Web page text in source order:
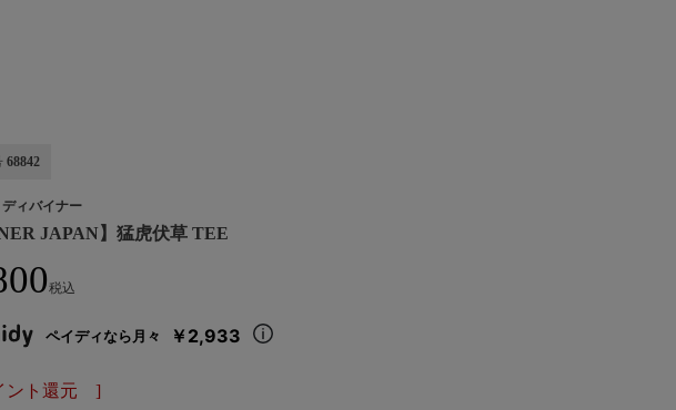
68842
ィバイナー
JAPAN】猛虎伏草 TEE
税込
ペイディなら月々 ￥2,933
ント還元 ]